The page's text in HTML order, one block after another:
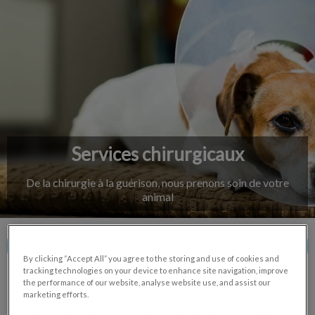
IvcPractices.HeaderNav.Search.Label
Envoyer
Services chirurgicaux
De la chirurgie à la guérison, nous prenons soin de votre
animal
By clicking “Accept All” you agree to the storing and use of cookies and
tracking technologies on your device to enhance site navigation, improve
the performance of our website, analyse website use, and assist our
marketing efforts.